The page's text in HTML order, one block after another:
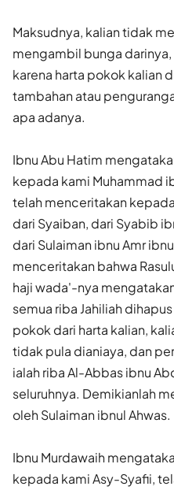
Maksudnya, kalian tidak
mengambil bunga
karena harta pokok kalian
tambahan atau
apa adanya.
Ibnu Abu Hatim
kepada kami Muhammad
telah menceritakan
dari Syaiban, dari Syabib
dari Sulaiman ibnu Amr
menceritakan bahwa
haji wada'-nya
semua riba Jahiliah
pokok dari harta kalian,
tidak pula dianiaya, dan
ialah riba Al-Abbas ibnu
seluruhnya. Demikianlah
oleh Sulaiman ibnul Ahwas.
Ibnu Murdawaih
kepada kami Asy-Syafii,